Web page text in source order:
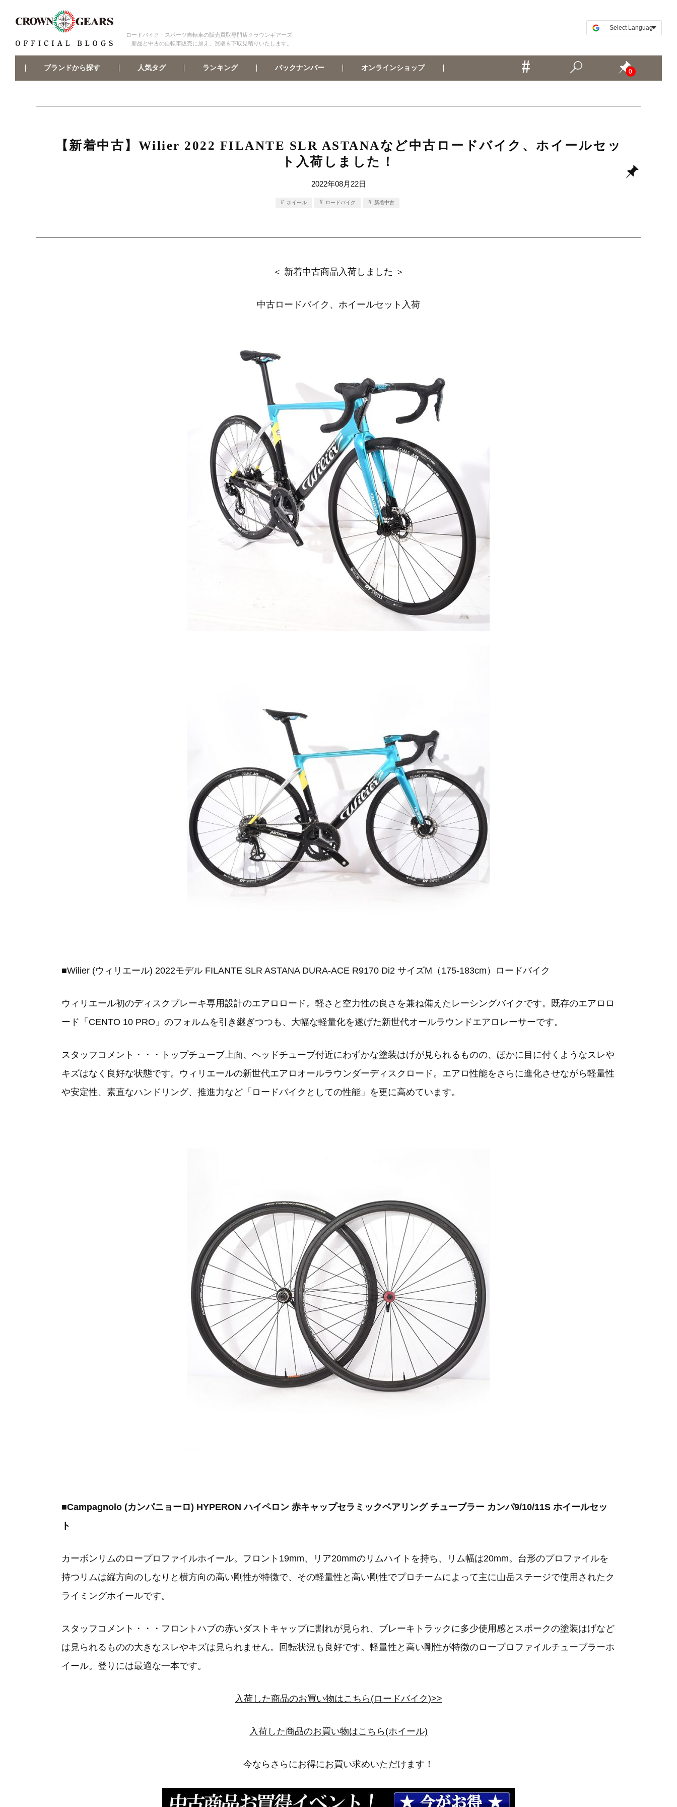
ロードバイク・スポーツ自転車の販売買取専門店クラウンギアーズ
新品と中古の自転車販売に加え、買取＆下取見積りいたします。
ブランドから探す 人気タグ ランキング バックナンバー オンラインショップ 0
【新着中古】Wilier 2022 FILANTE SLR ASTANAなど中古ロードバイク、ホイールセッ
ト入荷しました！
2022年08月22日
ホイール ロードバイク 新着中古
＜ 新着中古商品入荷しました ＞
中古ロードバイク、ホイールセット入荷
■Wilier (ウィリエール) 2022モデル FILANTE SLR ASTANA DURA-ACE R9170 Di2 サイズM（175-183cm）ロードバイク
ウィリエール初のディスクブレーキ専用設計のエアロロード。軽さと空力性の良さを兼ね備えたレーシングバイクです。既存のエアロロ
ード「CENTO 10 PRO」のフォルムを引き継ぎつつも、大幅な軽量化を遂げた新世代オールラウンドエアロレーサーです。
スタッフコメント・・・トップチューブ上面、ヘッドチューブ付近にわずかな塗装はげが見られるものの、ほかに目に付くようなスレや
キズはなく良好な状態です。ウィリエールの新世代エアロオールラウンダーディスクロード。エアロ性能をさらに進化させながら軽量性
や安定性、素直なハンドリング、推進力など「ロードバイクとしての性能」を更に高めています。
■Campagnolo (カンパニョーロ) HYPERON ハイペロン 赤キャップセラミックベアリング チューブラー カンパ9/10/11S ホイールセッ
ト
カーボンリムのロープロファイルホイール。フロント19mm、リア20mmのリムハイトを持ち、リム幅は20mm。台形のプロファイルを
持つリムは縦方向のしなりと横方向の高い剛性が特徴で、その軽量性と高い剛性でプロチームによって主に山岳ステージで使用されたク
ライミングホイールです。
スタッフコメント・・・フロントハブの赤いダストキャップに割れが見られ、ブレーキトラックに多少使用感とスポークの塗装はげなど
は見られるものの大きなスレやキズは見られません。回転状況も良好です。軽量性と高い剛性が特徴のロープロファイルチューブラーホ
イール。登りには最適な一本です。
入荷した商品のお買い物はこちら(ロードバイク)>>
入荷した商品のお買い物はこちら(ホイール)
今ならさらにお得にお買い求めいただけます！